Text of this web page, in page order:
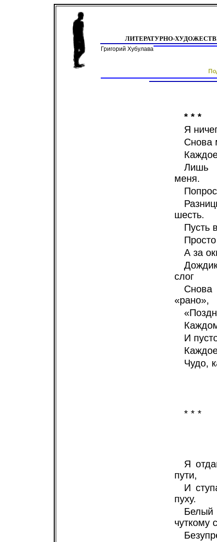
ЛИТЕРАТУРНО-
Григорий Хубулава
* * *
Я
Снова
Лишь
меня.
шесть.
Пусть
А за
слог
Снова
«рано»,
И
Чудо,
* * *
Я
пути,
И
пуху.
чуткому